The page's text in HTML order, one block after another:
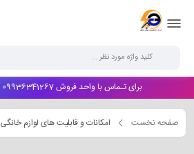
برای تـماس با واحد فروش 09936341267 کلیـــــک کــــنید
صفحه نخست امکانات و قابلیت های لوازم خانگی